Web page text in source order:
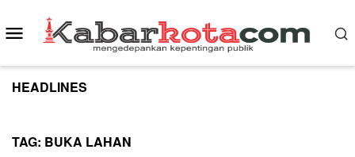
to
content
Mobile
Menu
HEADLINES
TAG: BUKA LAHAN